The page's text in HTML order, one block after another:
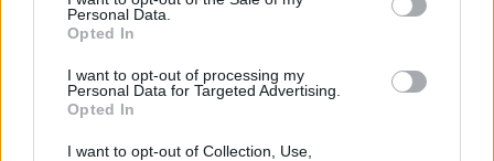
Personal Data.
Opted In
I want to opt-out of processing my
Personal Data for Targeted Advertising.
Opted In
I want to opt-out of Collection, Use,
Nemzetközi Tudományos Diákolimpián elért eredmény:
egyéni 1-3. helyezés: 100 pont
Sporteredmények
Nemzetközi Olimpiai Bizottság (NOB) által szervezett olimpiai